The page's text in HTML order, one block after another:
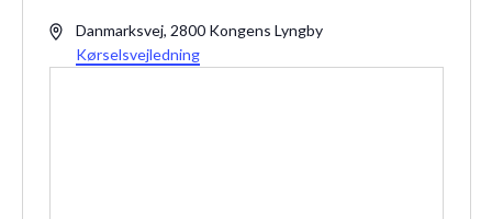
AdresseDanmarksvej, 2800 Kongens Lyngby
Kørselsvejledning